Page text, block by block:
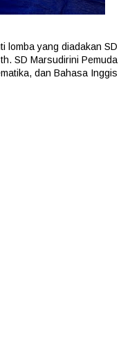
lomba yang diadakan SD
SD Marsudirini Pemuda
dan Bahasa Inggis